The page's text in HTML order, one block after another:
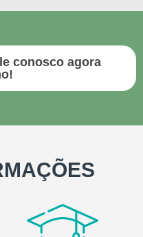
conosco agora